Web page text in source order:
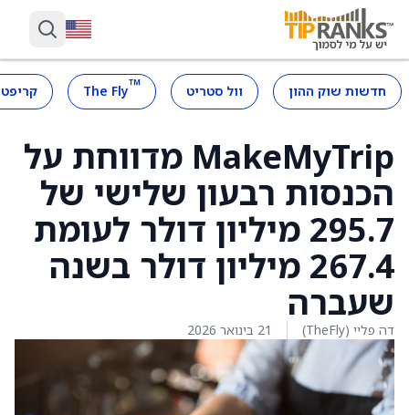
חדשות שוק ההון וול סטריט ™
The Fly
MakeMyTrip מדווחת על
הכנסות רבעון שלישי של
295.7 מיליון דולר לעומת
267.4 מיליון דולר בשנה
שעברה
דה פליי (TheFly) 21 בינואר 2026